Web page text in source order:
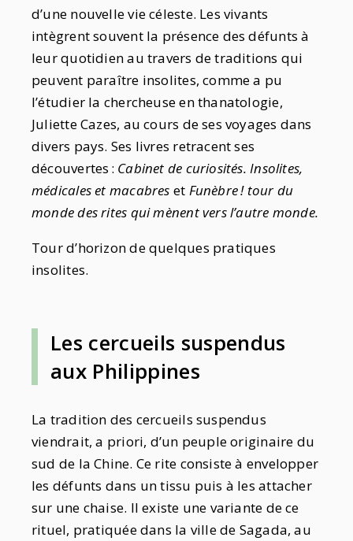
d’une nouvelle vie céleste. Les vivants
intègrent souvent la présence des défunts à
leur quotidien au travers de traditions qui
peuvent paraître insolites, comme a pu
l’étudier la chercheuse en thanatologie,
Juliette Cazes, au cours de ses voyages dans
divers pays. Ses livres retracent ses
découvertes : Cabinet de curiosités. Insolites,
médicales et macabres et Funèbre ! tour du
monde des rites qui mènent vers l’autre monde.
Tour d’horizon de quelques pratiques
insolites.
Les cercueils suspendus
aux Philippines
La tradition des cercueils suspendus
viendrait, a priori, d’un peuple originaire du
sud de la Chine. Ce rite consiste à envelopper
les défunts dans un tissu puis à les attacher
sur une chaise. Il existe une variante de ce
rituel, pratiquée dans la ville de Sagada, au